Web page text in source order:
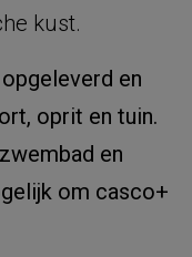
kust.
en
oprit en tuin.
en
om casco+